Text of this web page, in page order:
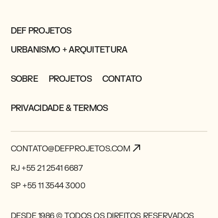
DEF PROJETOS
URBANISMO + ARQUITETURA
SOBRE PROJETOS CONTATO
PRIVACIDADE & TERMOS
CONTATO@DEFPROJETOS.COM
RJ +55 21 2541 6687
SP +55 11 3544 3000